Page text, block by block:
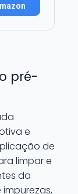
pré-
e
de
limpar e
da